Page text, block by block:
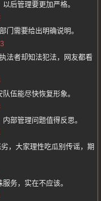
后管理要更加严格。
门需要给出明确说明。
法者却知法犯法，网友都看
伍能尽快恢复形象。
部管理问题值得反思。
，大家理性吃瓜别传谣，期
务，实在不应该。